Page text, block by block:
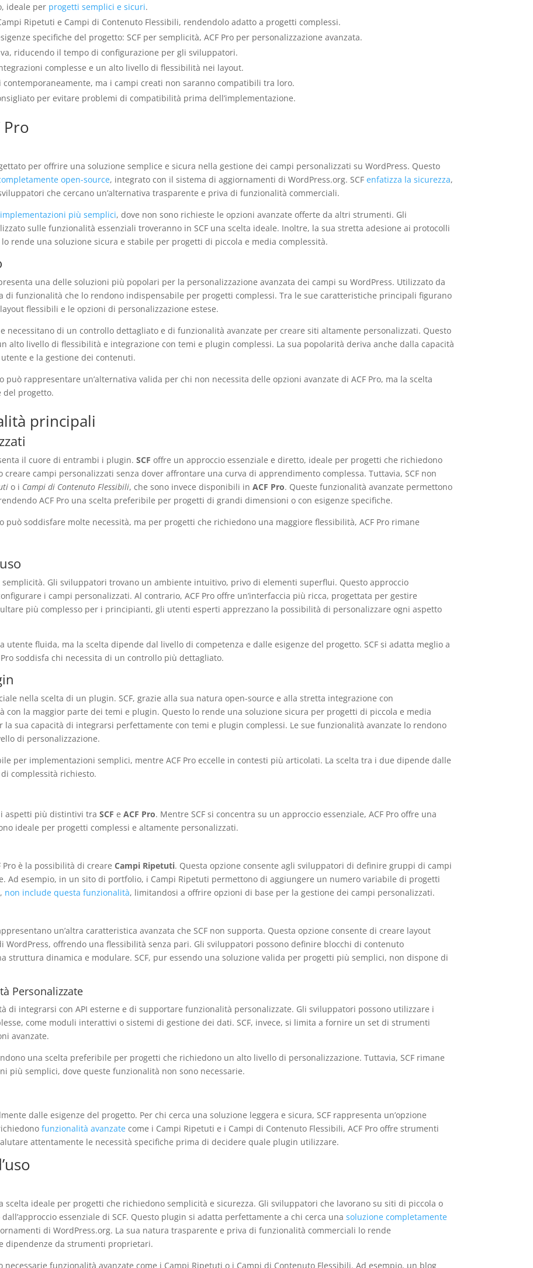
ideale per progetti semplici e sicuri.
Ripetuti e Campi di Contenuto Flessibili, rendendolo adatto a progetti complessi.
specifiche del progetto: SCF per semplicità, ACF Pro per personalizzazione avanzata.
riducendo il tempo di configurazione per gli sviluppatori.
complesse e un alto livello di flessibilità nei layout.
ma i campi creati non saranno compatibili tra loro.
per evitare problemi di compatibilità prima dell’implementazione.
Pro
per offrire una soluzione semplice e sicura nella gestione dei campi personalizzati su WordPress. Questo
open-source, integrato con il sistema di aggiornamenti di WordPress.org. SCFenfatizza la sicurezza,
che cercano un’alternativa trasparente e priva di funzionalità commerciali.
implementazioni più semplici, dove non sono richieste le opzioni avanzate offerte da altri strumenti. Gli
sulle funzionalità essenziali troveranno in SCF una scelta ideale. Inoltre, la sua stretta adesione ai protocolli
rende una soluzione sicura e stabile per progetti di piccola e media complessità.
una delle soluzioni più popolari per la personalizzazione avanzata dei campi su WordPress. Utilizzato da
di funzionalità che lo rendono indispensabile per progetti complessi. Tra le sue caratteristiche principali figurano
flessibili e le opzioni di personalizzazione estese.
necessitano di un controllo dettagliato e di funzionalità avanzate per creare siti altamente personalizzati. Questo
alto livello di flessibilità e integrazione con temi e plugin complessi. La sua popolarità deriva anche dalla capacità
e la gestione dei contenuti.
può rappresentare un’alternativa valida per chi non necessita delle opzioni avanzate di ACF Pro, ma la scelta
del progetto.
principali
il cuore di entrambi i plugin.SCF offre un approccio essenziale e diretto, ideale per progetti che richiedono
campi personalizzati senza dover affrontare una curva di apprendimento complessa. Tuttavia, SCF non
o i Campi di Contenuto Flessibili, che sono invece disponibili inACF Pro. Queste funzionalità avanzate permettono
ACF Pro una scelta preferibile per progetti di grandi dimensioni o con esigenze specifiche.
può soddisfare molte necessità, ma per progetti che richiedono una maggiore flessibilità, ACF Pro rimane
semplicità. Gli sviluppatori trovano un ambiente intuitivo, privo di elementi superflui. Questo approccio
i campi personalizzati. Al contrario, ACF Pro offre un’interfaccia più ricca, progettata per gestire
più complesso per i principianti, gli utenti esperti apprezzano la possibilità di personalizzare ogni aspetto
utente fluida, ma la scelta dipende dal livello di competenza e dalle esigenze del progetto. SCF si adatta meglio a
soddisfa chi necessita di un controllo più dettagliato.
nella scelta di un plugin. SCF, grazie alla sua natura open-source e alla stretta integrazione con
con la maggior parte dei temi e plugin. Questo lo rende una soluzione sicura per progetti di piccola e media
la sua capacità di integrarsi perfettamente con temi e plugin complessi. Le sue funzionalità avanzate lo rendono
di personalizzazione.
per implementazioni semplici, mentre ACF Pro eccelle in contesti più articolati. La scelta tra i due dipende dalle
complessità richiesto.
aspetti più distintivi traSCF eACF Pro. Mentre SCF si concentra su un approccio essenziale, ACF Pro offre una
ideale per progetti complessi e altamente personalizzati.
Pro è la possibilità di creareCampi Ripetuti. Questa opzione consente agli sviluppatori di definire gruppi di campi
Ad esempio, in un sito di portfolio, i Campi Ripetuti permettono di aggiungere un numero variabile di progetti
non include questa funzionalità, limitandosi a offrire opzioni di base per la gestione dei campi personalizzati.
un’altra caratteristica avanzata che SCF non supporta. Questa opzione consente di creare layout
WordPress, offrendo una flessibilità senza pari. Gli sviluppatori possono definire blocchi di contenuto
dinamica e modulare. SCF, pur essendo una soluzione valida per progetti più semplici, non dispone di
Personalizzate
di integrarsi con API esterne e di supportare funzionalità personalizzate. Gli sviluppatori possono utilizzare i
come moduli interattivi o sistemi di gestione dei dati. SCF, invece, si limita a fornire un set di strumenti
avanzate.
una scelta preferibile per progetti che richiedono un alto livello di personalizzazione. Tuttavia, SCF rimane
più semplici, dove queste funzionalità non sono necessarie.
dalle esigenze del progetto. Per chi cerca una soluzione leggera e sicura, SCF rappresenta un’opzione
funzionalità avanzate come i Campi Ripetuti e i Campi di Contenuto Flessibili, ACF Pro offre strumenti
attentamente le necessità specifiche prima di decidere quale plugin utilizzare.
scelta ideale per progetti che richiedono semplicità e sicurezza. Gli sviluppatori che lavorano su siti di piccola o
essenziale di SCF. Questo plugin si adatta perfettamente a chi cerca unasoluzione completamente
di WordPress.org. La sua natura trasparente e priva di funzionalità commerciali lo rende
dipendenze da strumenti proprietari.
necessarie funzionalità avanzate come i Campi Ripetuti o i Campi di Contenuto Flessibili. Ad esempio, un blog